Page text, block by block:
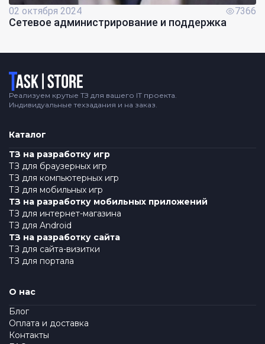
02 октября 2024 7366
Сетевое администрирование и поддержка
Логотип
Реализуем крутые ТЗ для вашего IT проекта.
Индивидуальные техзадания и на заказ.
Каталог
ТЗ на разработку игр
ТЗ для браузерных игр
ТЗ для компьютерных игр
ТЗ для мобильных игр
ТЗ на разработку мобильных приложений
ТЗ для интернет-магазина
ТЗ для Android
ТЗ на разработку сайта
ТЗ для сайта-визитки
ТЗ для портала
О нас
Блог
Оплата и доставка
Контакты